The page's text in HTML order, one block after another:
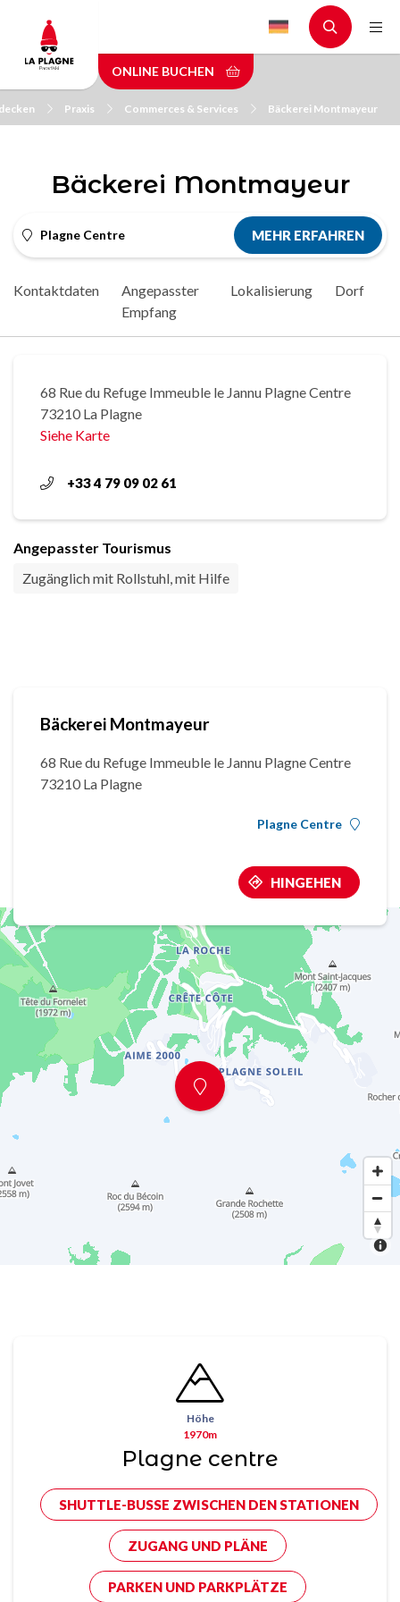
main
content
ONLINE BUCHEN
Praxis Commerces & Services Bäckerei Montmayeur
Bäckerei Montmayeur
Plagne Centre MEHR ERFAHREN
Kontaktdaten
Angepasster
Empfang
Lokalisierung Dorf
68 Rue du Refuge Immeuble le Jannu Plagne Centre
73210 La Plagne
Siehe Karte
+33 4 79 09 02 61
Angepasster Tourismus
Zugänglich mit Rollstuhl, mit Hilfe
Bäckerei Montmayeur
68 Rue du Refuge Immeuble le Jannu Plagne Centre
73210 La Plagne
Plagne Centre
HINGEHEN
Höhe
1970m
Plagne centre
SHUTTLE-BUSSE ZWISCHEN DEN STATIONEN
ZUGANG UND PLÄNE
PARKEN UND PARKPLÄTZE